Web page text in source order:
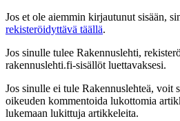
Jos et ole aiemmin kirjautunut sisään,
rekisteröidyttävä täällä.
Jos sinulle tulee Rakennuslehti,
rakennuslehti.fi-sisällöt luettavaksesi.
Jos sinulle ei tule Rakennuslehteä, voit
oikeuden kommentoida lukottomia
lukemaan lukittuja artikkeleita.